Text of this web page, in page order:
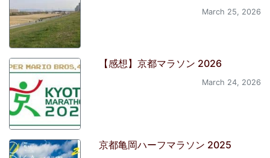
March 25, 2026
【感想】京都マラソン 2026
March 24, 2026
京都亀岡ハーフマラソン 2025